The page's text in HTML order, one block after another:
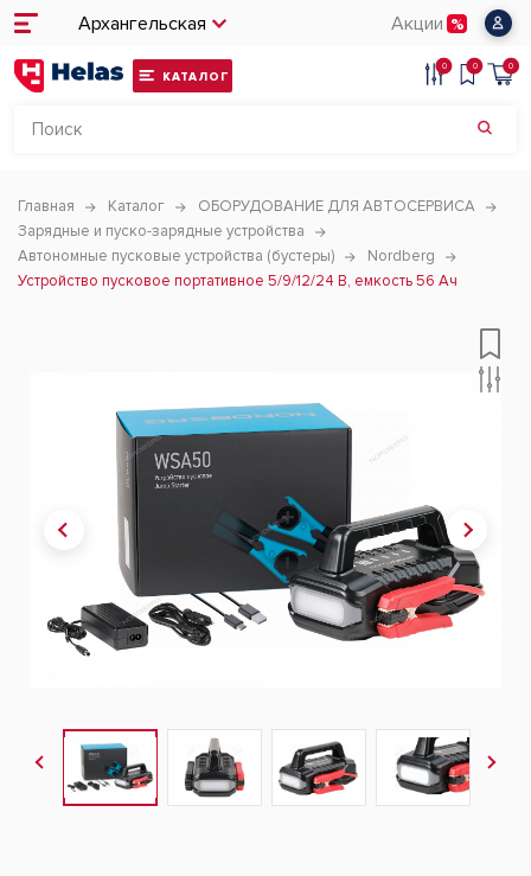
Архангельская Акции
КАТАЛОГ
0 0 0
Главная Каталог
ОБОРУДОВАНИЕ ДЛЯ АВТОСЕРВИСА
Зарядные и пуско-зарядные устройства
Автономные пусковые устройства (бустеры)
Nordberg
Устройство пусковое портативное 5/9/12/24 В, емкость 56 Aч